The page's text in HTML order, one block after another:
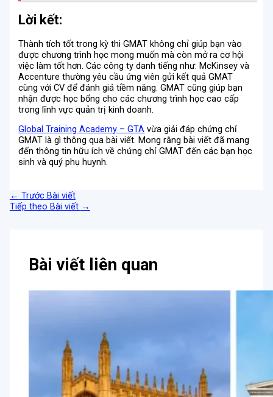
Lời kết:
Thành tích tốt trong kỳ thi GMAT không chỉ giúp bạn vào
được chương trình học mong muốn mà còn mở ra cơ hội
việc làm tốt hơn. Các công ty danh tiếng như: McKinsey và
Accenture thường yêu cầu ứng viên gửi kết quả GMAT
cùng với CV để đánh giá tiềm năng. GMAT cũng giúp bạn
nhận được học bổng cho các chương trình học cao cấp
trong lĩnh vực quản trị kinh doanh.
Global Training Academy – GTA vừa giải đáp chứng chỉ
GMAT là gì thông qua bài viết. Mong rằng bài viết đã mang
đến thông tin hữu ích về chứng chỉ GMAT đến các bạn học
sinh và quý phụ huynh.
← Trước Bài viết
Tiếp theo Bài viết →
Bài viết liên quan